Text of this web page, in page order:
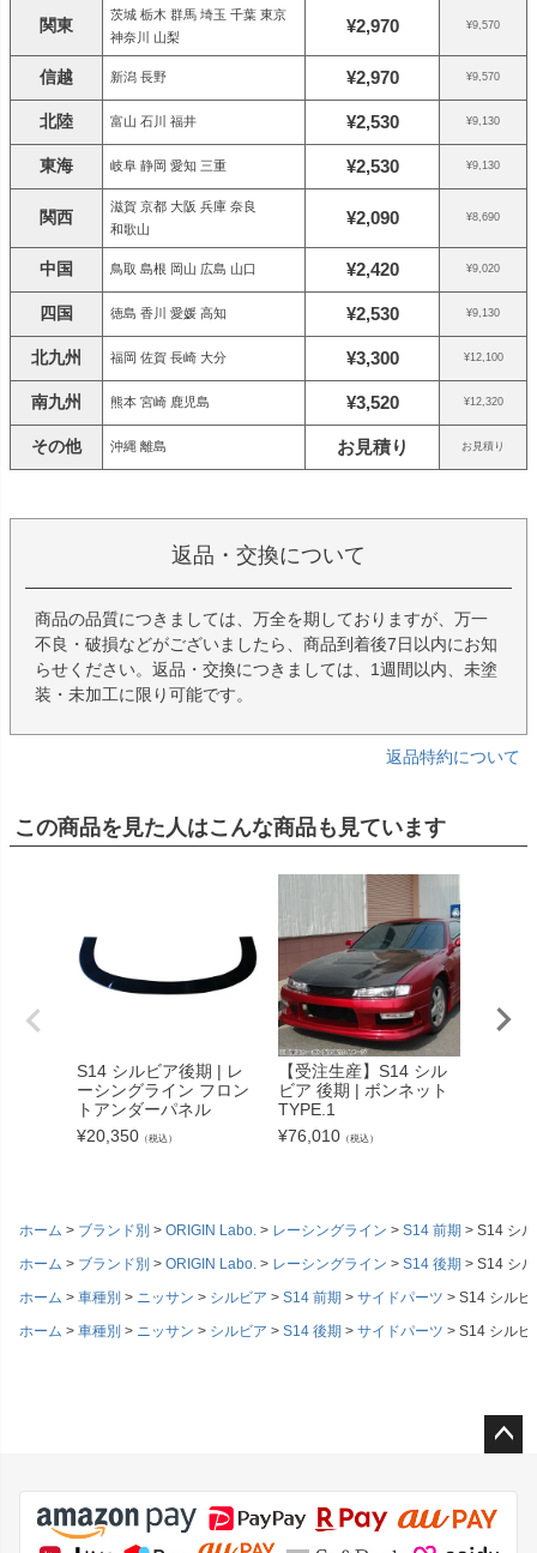
関東
茨城 栃木 群馬 埼玉 千葉 東京
神奈川 山梨
¥2,970 ¥9,570
信越 新潟 長野 ¥2,970 ¥9,570
北陸 富山 石川 福井 ¥2,530 ¥9,130
東海 岐阜 静岡 愛知 三重 ¥2,530 ¥9,130
関西
滋賀 京都 大阪 兵庫 奈良
和歌山
¥2,090 ¥8,690
中国 鳥取 島根 岡山 広島 山口 ¥2,420 ¥9,020
四国 徳島 香川 愛媛 高知 ¥2,530 ¥9,130
北九州 福岡 佐賀 長崎 大分 ¥3,300 ¥12,100
南九州 熊本 宮崎 鹿児島 ¥3,520 ¥12,320
その他 沖縄 離島 お見積り お見積り
返品・交換について
商品の品質につきましては、万全を期しておりますが、万一
不良・破損などがございましたら、商品到着後7日以内にお知
らせください。返品・交換につきましては、1週間以内、未塗
装・未加工に限り可能です。
返品特約について
この商品を見た人はこんな商品も見ています
S14 シルビア後期 | レ
ーシングライン フロン
トアンダーパネル
¥20,350 （税込）
【受注生産】S14 シル
ビア 後期 | ボンネット
TYPE.1
¥76,010 （税込）
ホーム ブランド別 ORIGIN Labo. レーシングライン S14 前期
S14 シ
ホーム
ブランド別 ORIGIN Labo. レーシングライン S14 後期
S14 シ
ホーム
車種別 ニッサン シルビア S14 前期 サイドパーツ
S14 シルビ
ホーム
車種別 ニッサン シルビア S14 後期 サイドパーツ S14 シルビ
ジト
ップ
へ